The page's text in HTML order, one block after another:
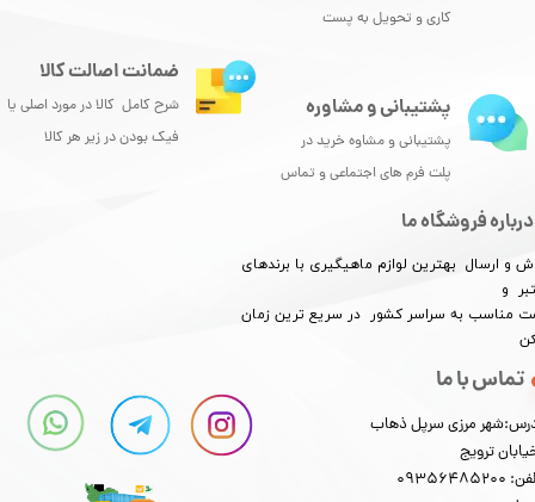
کاری و تحویل به پست
درباره فروشگاه ما
و ارسال بهترین لوازم ماهیگیری با برندهای
و
مناسب به سراسر کشور در سریع ترین زمان
تماس با ما
مرزی سرپل ذهاب
ترویج
پشتیبانی و مشاوره
پشتیبانی و مشاوه خرید در
پلت فرم های اجتماعی و تماس
ضمانت اصالت کالا
شرح کامل کالا در مورد اصلی یا
فیک بودن در زیر هر کالا